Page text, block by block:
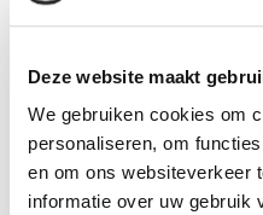
Deze website maakt
We gebruiken cookies om
personaliseren, om
en om ons websiteverkeer
informatie over uw gebruik